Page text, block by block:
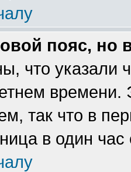
пояс, но
что указали
времени.
так что в
в один